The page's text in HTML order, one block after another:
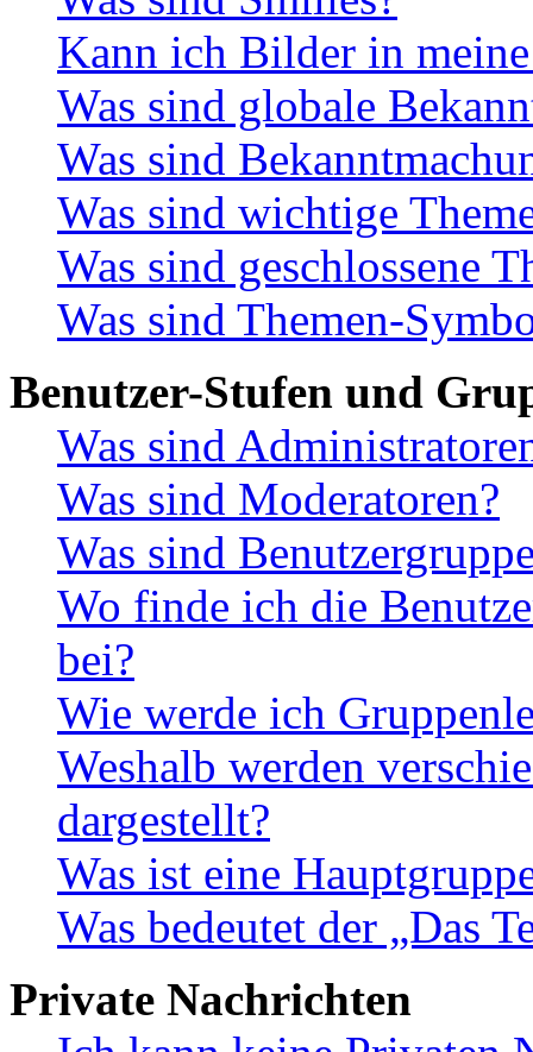
Kann ich Bilder in
Was sind globale
Was sind
Was sind wichtige
Was sind geschlossene
Was sind Themen-
Benutzer-Stufen und
Was sind
Was sind Moderatoren?
Was sind
Wo finde ich die
bei?
Wie werde ich
Weshalb werden
dargestellt?
Was ist eine
Was bedeutet der „Das
Private Nachrichten